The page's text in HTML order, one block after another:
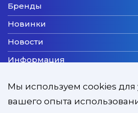
Бренды
Новинки
Новости
Информация
Мы используем cookies для
вашего опыта